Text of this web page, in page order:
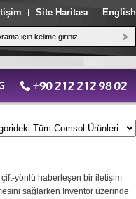
Site Haritası English
yönlü haberleşen bir iletişim
sağlarken Inventor üzerinde